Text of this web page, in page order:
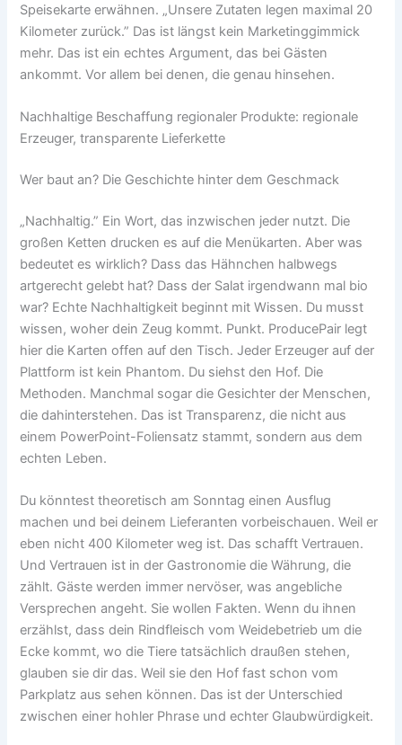
Speisekarte erwähnen. „Unsere Zutaten legen maximal 20
Kilometer zurück.” Das ist längst kein Marketinggimmick
mehr. Das ist ein echtes Argument, das bei Gästen
ankommt. Vor allem bei denen, die genau hinsehen.
Nachhaltige Beschaffung regionaler Produkte: regionale
Erzeuger, transparente Lieferkette
Wer baut an? Die Geschichte hinter dem Geschmack
„Nachhaltig.” Ein Wort, das inzwischen jeder nutzt. Die
großen Ketten drucken es auf die Menükarten. Aber was
bedeutet es wirklich? Dass das Hähnchen halbwegs
artgerecht gelebt hat? Dass der Salat irgendwann mal bio
war? Echte Nachhaltigkeit beginnt mit Wissen. Du musst
wissen, woher dein Zeug kommt. Punkt. ProducePair legt
hier die Karten offen auf den Tisch. Jeder Erzeuger auf der
Plattform ist kein Phantom. Du siehst den Hof. Die
Methoden. Manchmal sogar die Gesichter der Menschen,
die dahinterstehen. Das ist Transparenz, die nicht aus
einem PowerPoint-Foliensatz stammt, sondern aus dem
echten Leben.
Du könntest theoretisch am Sonntag einen Ausflug
machen und bei deinem Lieferanten vorbeischauen. Weil er
eben nicht 400 Kilometer weg ist. Das schafft Vertrauen.
Und Vertrauen ist in der Gastronomie die Währung, die
zählt. Gäste werden immer nervöser, was angebliche
Versprechen angeht. Sie wollen Fakten. Wenn du ihnen
erzählst, dass dein Rindfleisch vom Weidebetrieb um die
Ecke kommt, wo die Tiere tatsächlich draußen stehen,
glauben sie dir das. Weil sie den Hof fast schon vom
Parkplatz aus sehen können. Das ist der Unterschied
zwischen einer hohler Phrase und echter Glaubwürdigkeit.